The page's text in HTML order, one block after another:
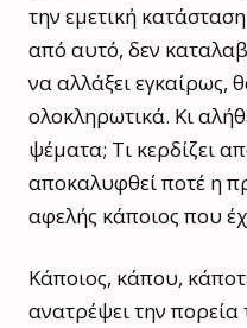
την εμετική
από αυτό, δεν
να αλλάξει εγκαίρως,
ολοκληρωτικά. Κι
ψέματα; Τι κερδίζει
αποκαλυφθεί ποτέ η
αφελής κάποιος που
Κάποιος, κάπου,
ανατρέψει την